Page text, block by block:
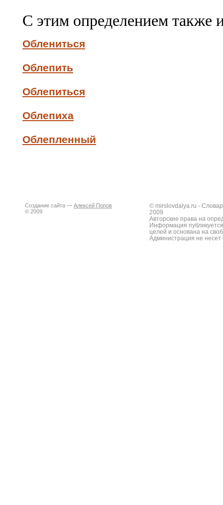
С этим определением также
Облениться
Облепить
Облепиться
Облепиха
Облепленный
Создание сайта — Алексей Попов
© 2009
© mirslovdalya.ru -
2009
Авторские права на
Информация
целей и основана на
Администрация не несет